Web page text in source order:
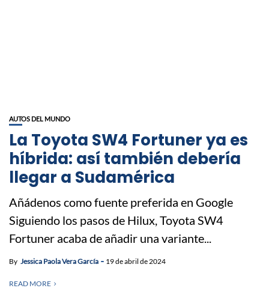
AUTOS DEL MUNDO
La Toyota SW4 Fortuner ya es
híbrida: así también debería
llegar a Sudamérica
Añádenos como fuente preferida en Google
Siguiendo los pasos de Hilux, Toyota SW4
Fortuner acaba de añadir una variante...
By Jessica Paola Vera García 19 de abril de 2024
READ MORE